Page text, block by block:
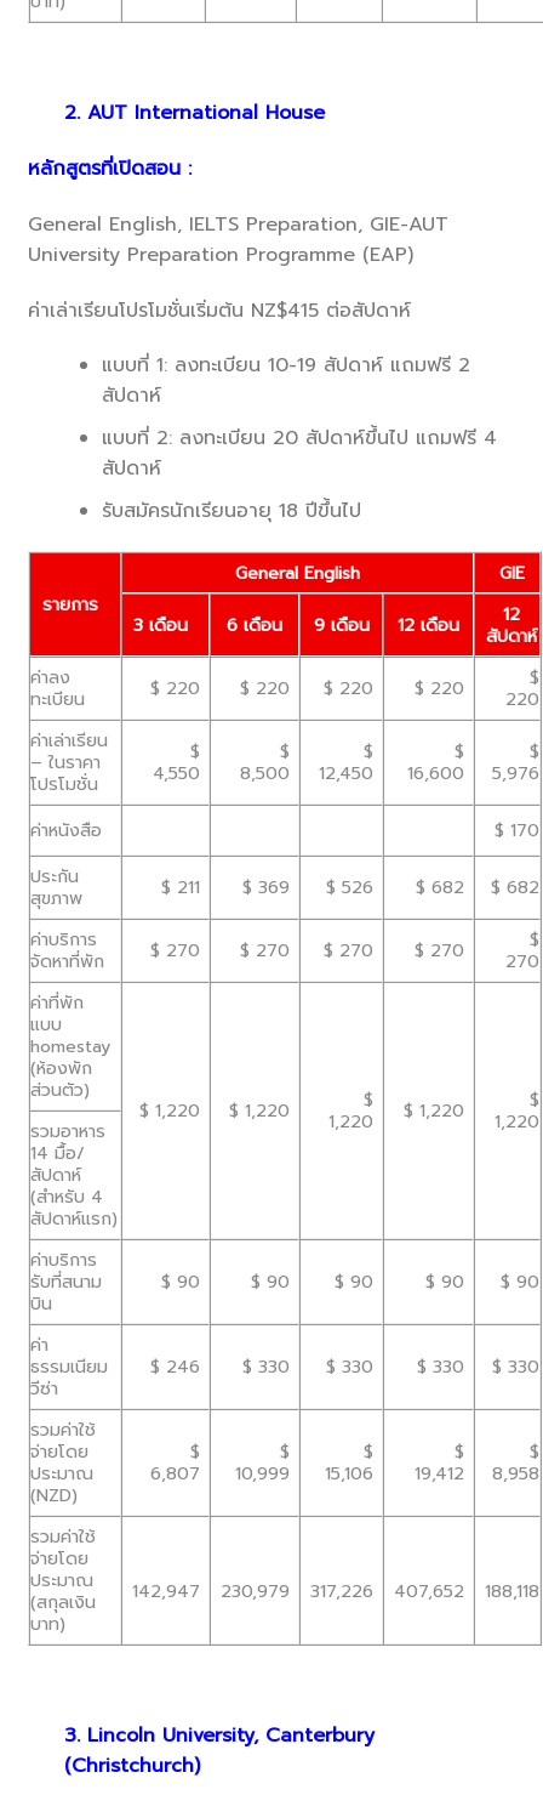
2. AUT International House
หลักสูตรที่เปิดสอน :
General English, IELTS Preparation, GIE-AUT
University Preparation Programme (EAP)
ค่าเล่าเรียนโปรโมชั่นเริ่มต้น NZ$415 ต่อสัปดาห์
แบบที่ 1: ลงทะเบียน 10-19 สัปดาห์ แถมฟรี 2
สัปดาห์
แบบที่ 2: ลงทะเบียน 20 สัปดาห์ขึ้นไป แถมฟรี 4
สัปดาห์
รับสมัครนักเรียนอายุ 18 ปีขึ้นไป
รายการ
General English
GIE
3 เดือน
6 เดือน 9 เดือน 12 เดือน
12
สัปดาห์
ค่าลง
ทะเบียน
$ 220 $ 220 $ 220 $ 220
$
220
ค่าเล่าเรียน
– ในราคา
โปรโมชั่น
$
4,550
$
8,500
$
12,450
$
16,600
$
5,976
ค่าหนังสือ
$ 170
ประกัน
สุขภาพ
$ 211 $ 369 $ 526 $ 682
$ 682
ค่าบริการ
จัดหาที่พัก
$ 270 $ 270 $ 270 $ 270
$
270
ค่าที่พัก
แบบ
homestay
(ห้องพัก
ส่วนตัว)
$ 1,220 $ 1,220
$
1,220
$ 1,220
$
1,220
รวมอาหาร
14 มื้อ/
สัปดาห์
(สำหรับ 4
สัปดาห์แรก)
ค่าบริการ
รับที่สนาม
บิน
$ 90 $ 90 $ 90 $ 90 $ 90
ค่า
ธรรมเนียม
วีซ่า
$ 246 $ 330 $ 330 $ 330 $ 330
รวมค่าใช้
จ่ายโดย
ประมาณ
(NZD)
$
6,807
$
10,999
$
15,106
$
19,412
$
8,958
รวมค่าใช้
จ่ายโดย
ประมาณ
(สกุลเงิน
บาท)
142,947 230,979 317,226 407,652 188,118
3. Lincoln University, Canterbury
(Christchurch)